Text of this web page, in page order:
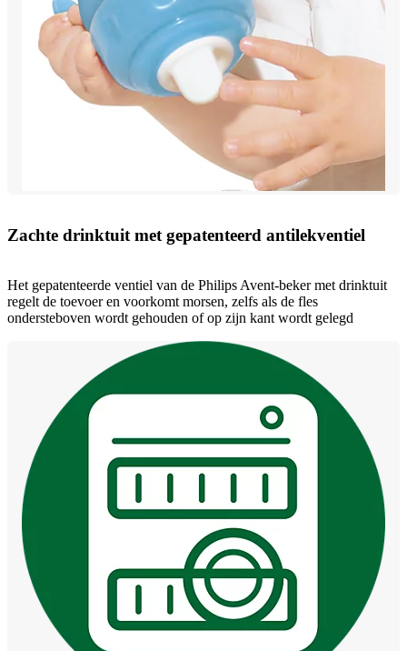
Zachte drinktuit met gepatenteerd antilekventiel
Het gepatenteerde ventiel van de Philips Avent-beker met drinktuit
regelt de toevoer en voorkomt morsen, zelfs als de fles
ondersteboven wordt gehouden of op zijn kant wordt gelegd